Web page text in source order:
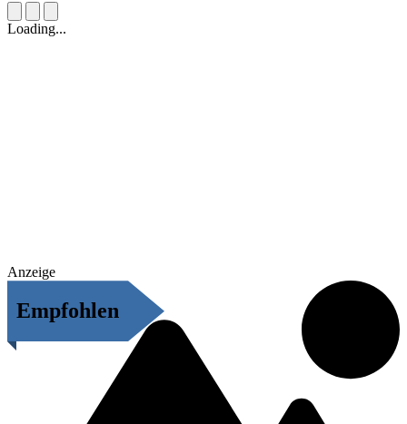
Loading...
Anzeige
Empfohlen